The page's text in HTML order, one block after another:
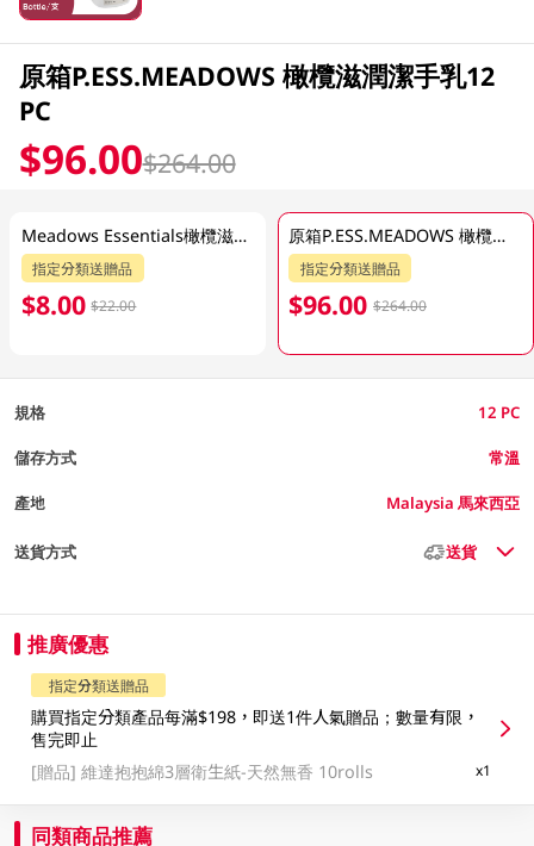
原箱P.ESS.MEADOWS 橄欖滋潤潔手乳12
PC
$96.00$264.00
Meadows Essentials橄欖滋潤潔手乳 500ML
指定分類送贈品
$8.00 $22.00
原箱P.ESS.MEADOWS 橄欖滋潤潔手乳12 PC
指定分類送贈品
$96.00 $264.00
規格 12 PC
儲存方式 常溫
產地 Malaysia 馬來西亞
送貨方式 送貨
推廣優惠
指定分類送贈品
購買指定分類產品每滿$198，即送1件人氣贈品；數量有限，
售完即止
[贈品]維達抱抱綿3層衛生紙-天然無香 10rolls x1
同類商品推薦